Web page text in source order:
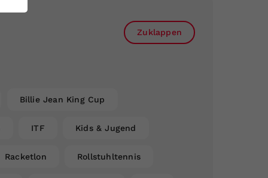
Zuklappen
Billie Jean King Cup
ITF Kids & Jugend
Racketlon Rollstuhltennis